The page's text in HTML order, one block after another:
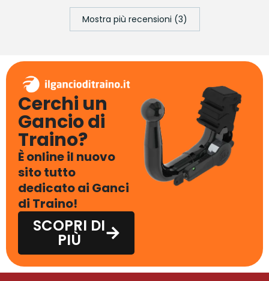
Mostra più recensioni (3)
Cerchi un
Gancio di
Traino?
È online il nuovo
sito tutto
dedicato ai Ganci
di Traino!
SCOPRI DI
PIÙ